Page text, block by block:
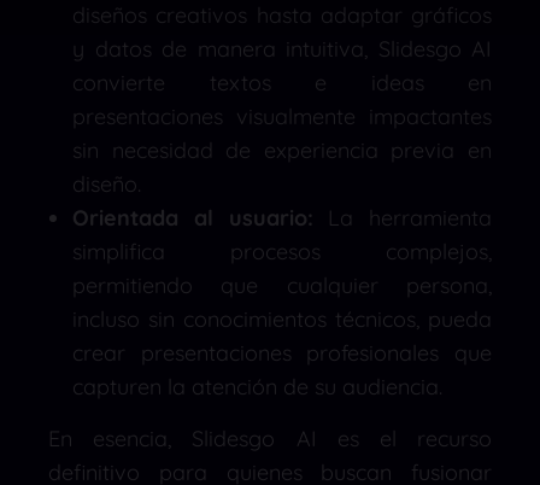
diseños creativos hasta adaptar gráficos
y datos de manera intuitiva, Slidesgo AI
convierte textos e ideas en
presentaciones visualmente impactantes
sin necesidad de experiencia previa en
diseño.
Orientada al usuario: La herramienta
simplifica procesos complejos,
permitiendo que cualquier persona,
incluso sin conocimientos técnicos, pueda
crear presentaciones profesionales que
capturen la atención de su audiencia.
En esencia, Slidesgo AI es el recurso
definitivo para quienes buscan fusionar